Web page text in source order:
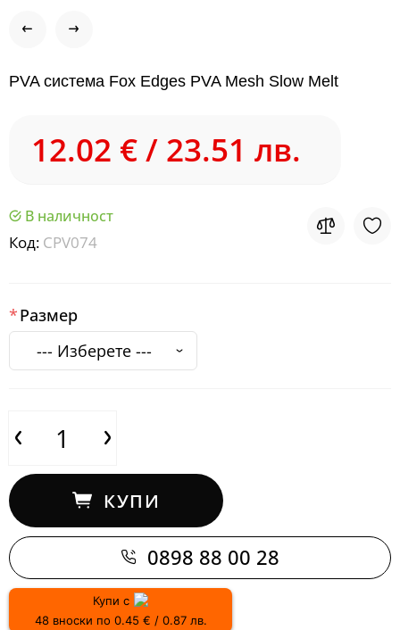
PVA система Fox Edges PVA Mesh Slow Melt
12.02 € / 23.51 лв.
В наличност
Код: CPV074
Размер
КУПИ
0898 88 00 28
Купи с
48 вноски по 0.45 € / 0.87 лв.